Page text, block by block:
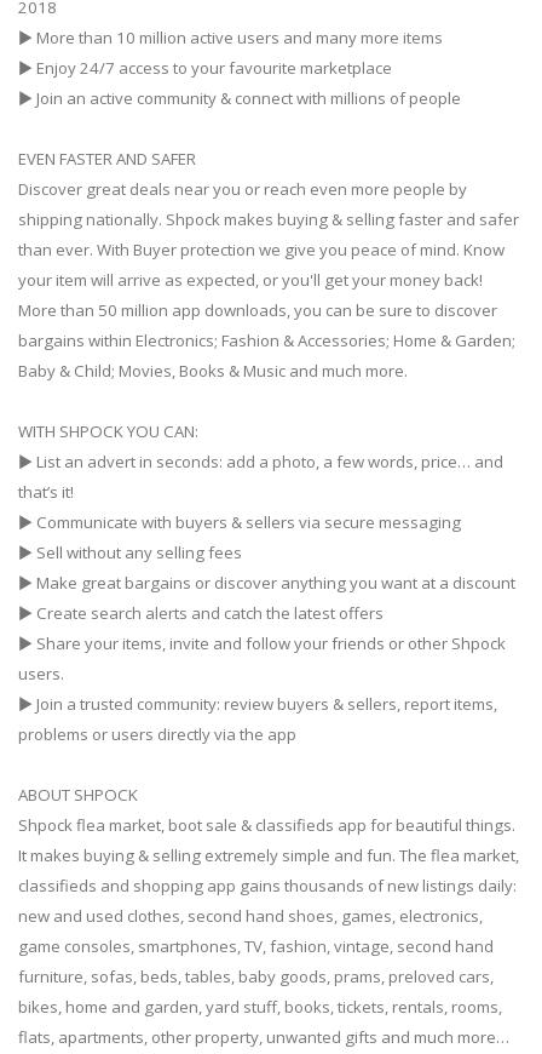
2018
▶ More than 10 million active users and many more items
▶ Enjoy 24/7 access to your favourite marketplace
▶ Join an active community & connect with millions of people
EVEN FASTER AND SAFER
Discover great deals near you or reach even more people by
shipping nationally. Shpock makes buying & selling faster and safer
than ever. With Buyer protection we give you peace of mind. Know
your item will arrive as expected, or you'll get your money back!
More than 50 million app downloads, you can be sure to discover
bargains within Electronics; Fashion & Accessories; Home & Garden;
Baby & Child; Movies, Books & Music and much more.
WITH SHPOCK YOU CAN:
▶ List an advert in seconds: add a photo, a few words, price… and
that’s it!
▶ Communicate with buyers & sellers via secure messaging
▶ Sell without any selling fees
▶ Make great bargains or discover anything you want at a discount
▶ Create search alerts and catch the latest offers
▶ Share your items, invite and follow your friends or other Shpock
users.
▶ Join a trusted community: review buyers & sellers, report items,
problems or users directly via the app
ABOUT SHPOCK
Shpock flea market, boot sale & classifieds app for beautiful things.
It makes buying & selling extremely simple and fun. The flea market,
classifieds and shopping app gains thousands of new listings daily:
new and used clothes, second hand shoes, games, electronics,
game consoles, smartphones, TV, fashion, vintage, second hand
furniture, sofas, beds, tables, baby goods, prams, preloved cars,
bikes, home and garden, yard stuff, books, tickets, rentals, rooms,
flats, apartments, other property, unwanted gifts and much more…